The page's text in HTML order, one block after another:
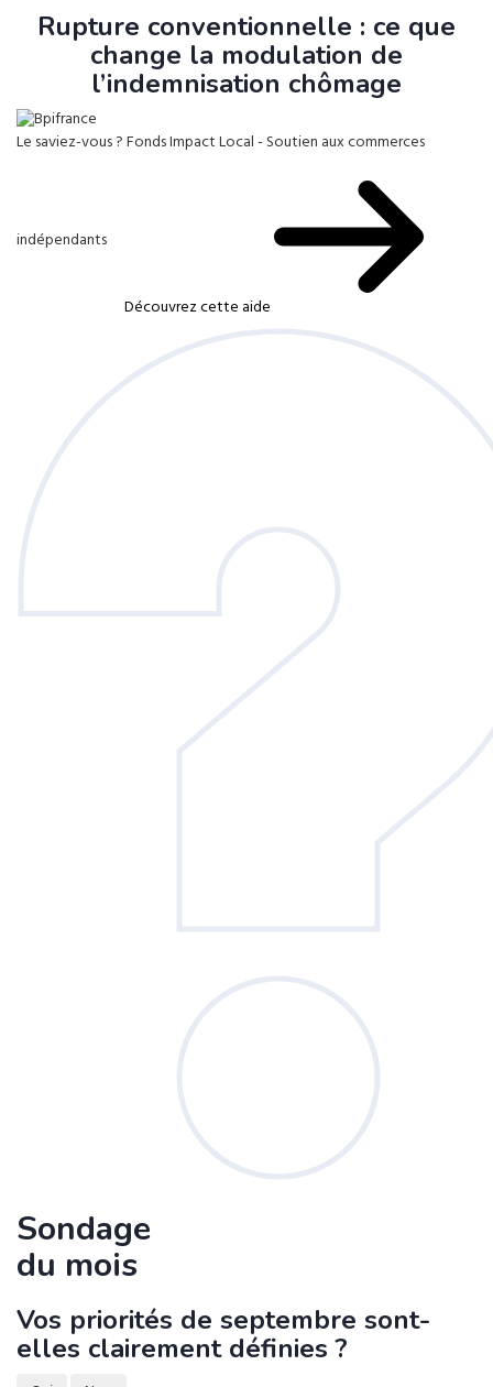
Rupture conventionnelle : ce que
change la modulation de
l’indemnisation chômage
Le saviez-vous ?Fonds Impact Local - Soutien aux commerces
indépendants
Découvrez cette aide
Sondage
du mois
Vos priorités de septembre sont-
elles clairement définies ?